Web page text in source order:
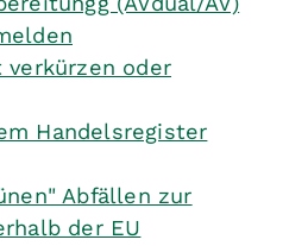
verkürzen oder
Handelsregister
Abfällen zur
der EU